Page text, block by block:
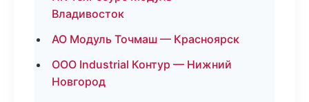
Владивосток
АО Модуль Точмаш — Красноярск
ООО Industrial Контур — Нижний
Новгород